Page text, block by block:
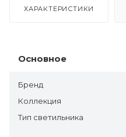
ХАРАКТЕРИСТИКИ
Основное
Бренд
Коллекция
Тип светильника